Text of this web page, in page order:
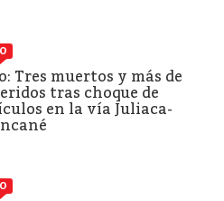
Tres muertos y más de
tras choque de
en la vía Juliaca-